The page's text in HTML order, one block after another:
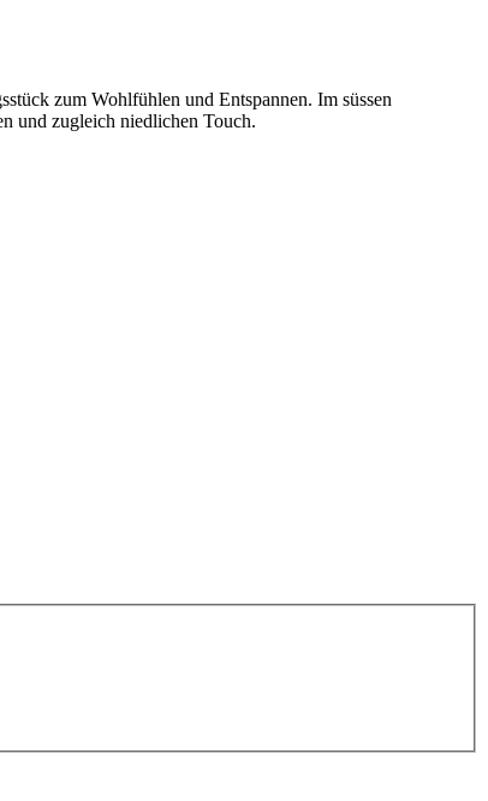
zum Wohlfühlen und Entspannen. Im süssen
und zugleich niedlichen Touch.